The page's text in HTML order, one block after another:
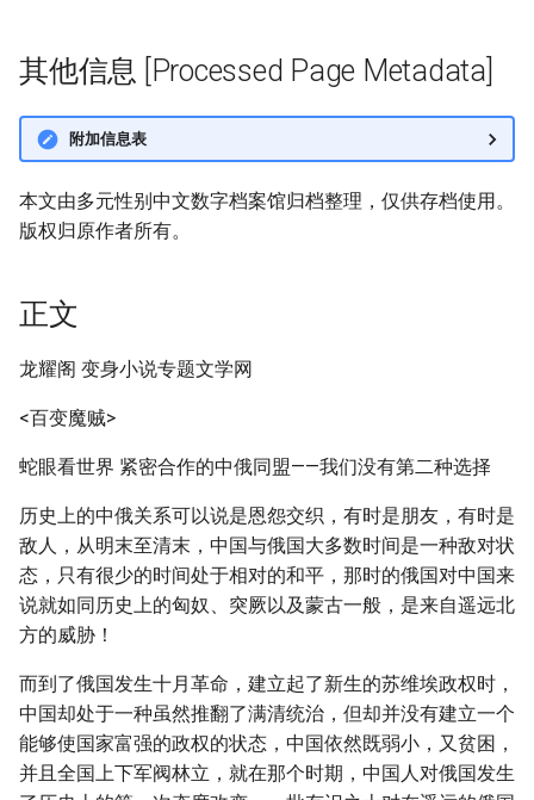
其他信息 [Processed Page Metadata]
附加信息表
本文由多元性别中文数字档案馆归档整理，仅供存档使用。
版权归原作者所有。
正文
龙耀阁 变身小说专题文学网
<百变魔贼>
蛇眼看世界 紧密合作的中俄同盟——我们没有第二种选择
历史上的中俄关系可以说是恩怨交织，有时是朋友，有时是
敌人，从明末至清末，中国与俄国大多数时间是一种敌对状
态，只有很少的时间处于相对的和平，那时的俄国对中国来
说就如同历史上的匈奴、突厥以及蒙古一般，是来自遥远北
方的威胁！
而到了俄国发生十月革命，建立起了新生的苏维埃政权时，
中国却处于一种虽然推翻了满清统治，但却并没有建立一个
能够使国家富强的政权的状态，中国依然既弱小，又贫困，
并且全国上下军阀林立，就在那个时期，中国人对俄国发生